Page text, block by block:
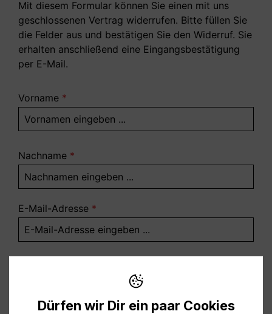
Mit diesem Formular können Sie einen mit uns
geschlossenen Vertrag widerrufen. Bitte füllen Sie
die Felder aus und bestätigen Sie den Widerruf. Sie
erhalten anschließend eine Eingangsbestätigung
per E-Mail.
Vorname *
Nachname *
E-Mail-Adresse *
Abonnementnummer, ...)*
Dürfen wir Dir ein paar Cookies